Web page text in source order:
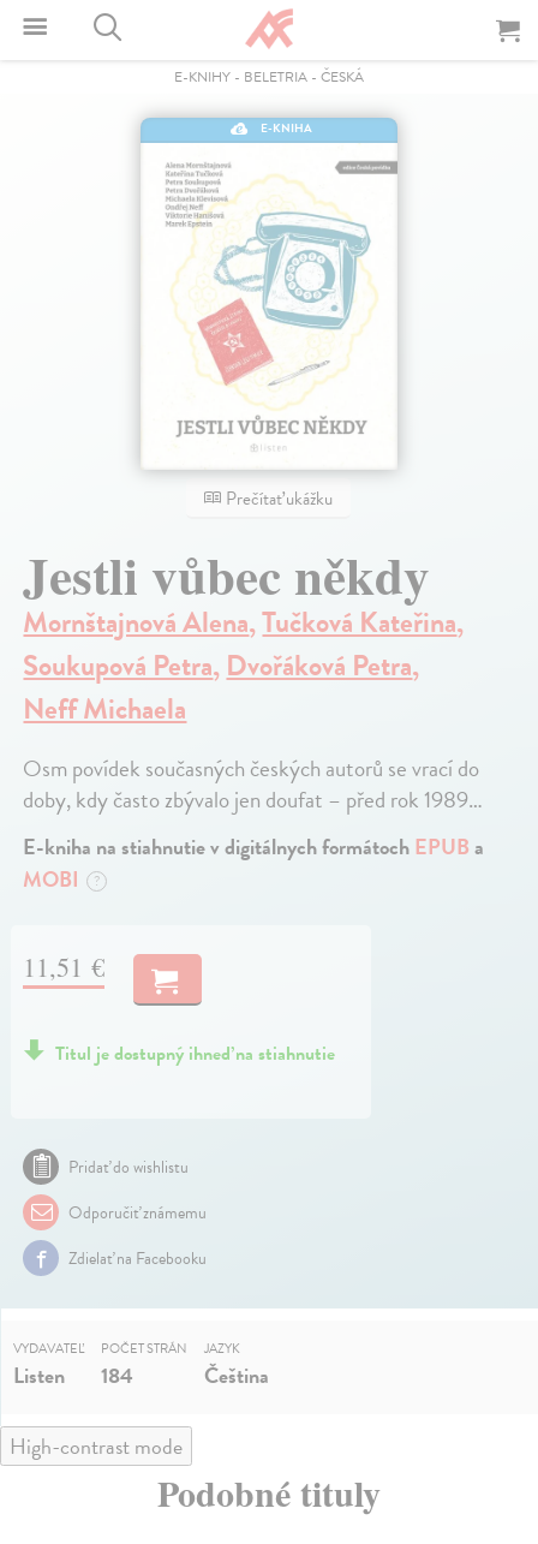
E-KNIHY - BELETRIA - ČESKÁ
E-KNIHA
Prečítať ukážku
Jestli vůbec někdy
Mornštajnová Alena,Tučková Kateřina,
Soukupová Petra,Dvořáková Petra,
Neff Michaela
Osm povídek současných českých autorů se vrací do
doby, kdy často zbývalo jen doufat – před rok 1989…
E-kniha na stiahnutie v digitálnych formátochEPUBa
MOBI
?
11,51 €
Titul je dostupný ihneď na stiahnutie
Pridať do wishlistu
Odporučiť známemu
Zdielať na Facebooku
VYDAVATEĽ
Listen
POČET STRÁN
184
JAZYK
Čeština
High-contrast mode
Podobné tituly